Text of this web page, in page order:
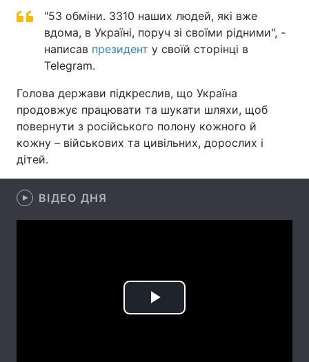
Спорт Наука
Техно і зв'язок
Зброя Інциденти
Здоров'я Туризм
Цікавинки
Думки
Вакансії
"53 обміни. 3310 наших людей, які вже
вдома, в Україні, поруч зі своїми рідними", -
написав президент у своїй сторінці в
Telegram.
Голова держави підкреслив, що Україна
продовжує працювати та шукати шляхи, щоб
повернути з російського полону кожного й
кожну – військових та цивільних, дорослих і
дітей.
ВІДЕО ДНЯ
Play